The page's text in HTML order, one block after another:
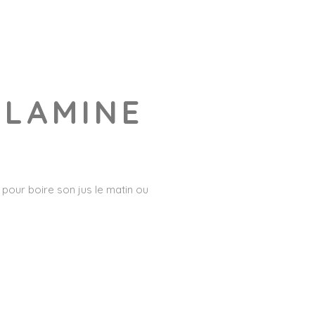
boire son jus le matin ou